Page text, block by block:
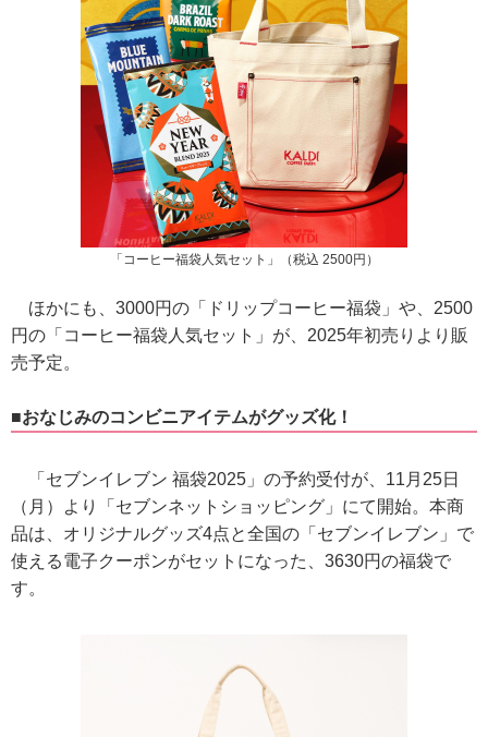
「コーヒー福袋人気セット」（税込 2500円）
ほかにも、3000円の「ドリップコーヒー福袋」や、2500
円の「コーヒー福袋人気セット」が、2025年初売りより販
売予定。
■おなじみのコンビニアイテムがグッズ化！
「セブンイレブン 福袋2025」の予約受付が、11月25日
（月）より「セブンネットショッピング」にて開始。本商
品は、オリジナルグッズ4点と全国の「セブンイレブン」で
使える電子クーポンがセットになった、3630円の福袋で
す。